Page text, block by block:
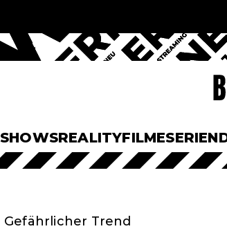
SHOWSREALITYFILMESERIEN
Gefährlicher Trend